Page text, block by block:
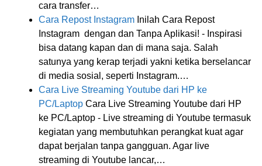
cara transfer…
Cara Repost Instagram Inilah Cara Repost
Instagram dengan dan Tanpa Aplikasi! - Inspirasi
bisa datang kapan dan di mana saja. Salah
satunya yang kerap terjadi yakni ketika berselancar
di media sosial, seperti Instagram.…
Cara Live Streaming Youtube dari HP ke
PC/Laptop Cara Live Streaming Youtube dari HP
ke PC/Laptop - Live streaming di Youtube termasuk
kegiatan yang membutuhkan perangkat kuat agar
dapat berjalan tanpa gangguan. Agar live
streaming di Youtube lancar,…